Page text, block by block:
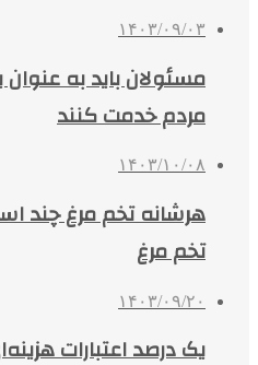
۱۴۰۳/۰۹/۰۳
مسئولان باید به
مردم خدمت کنند
۱۴۰۳/۱۰/۰۸
هرشانه تخم مرغ چند
تخم مرغ
۱۴۰۳/۰۹/۲۰
یک درصد اعتبارات